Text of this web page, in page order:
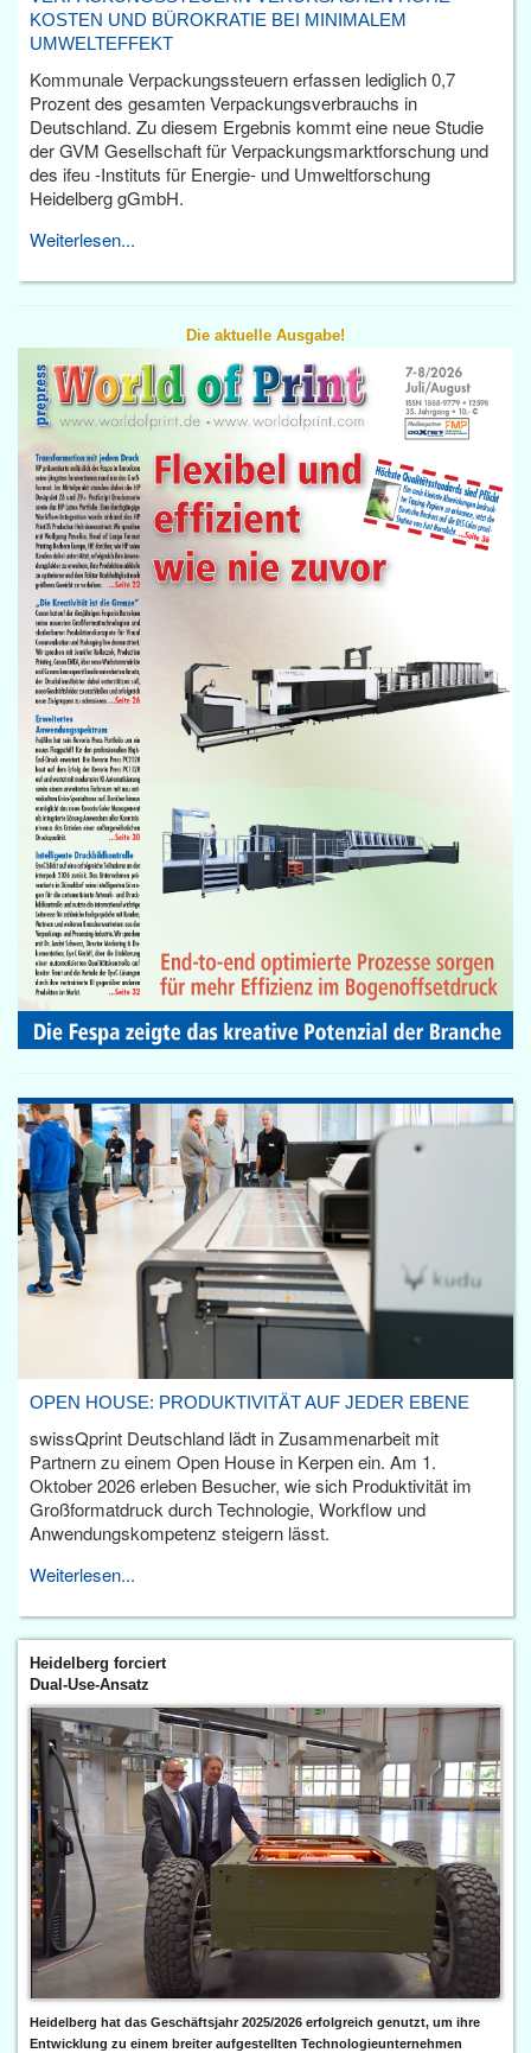
KOSTEN UND BÜROKRATIE BEI MINIMALEM
UMWELTEFFEKT
Kommunale Verpackungssteuern erfassen lediglich 0,7
Prozent des gesamten Verpackungsverbrauchs in
Deutschland. Zu diesem Ergebnis kommt eine neue Studie
der GVM Gesellschaft für Verpackungsmarktforschung und
des ifeu -Instituts für Energie- und Umweltforschung
Heidelberg gGmbH.
Weiterlesen...
Die aktuelle Ausgabe!
OPEN HOUSE: PRODUKTIVITÄT AUF JEDER EBENE
swissQprint Deutschland lädt in Zusammenarbeit mit
Partnern zu einem Open House in Kerpen ein. Am 1.
Oktober 2026 erleben Besucher, wie sich Produktivität im
Großformatdruck durch Technologie, Workflow und
Anwendungskompetenz steigern lässt.
Weiterlesen...
Heidelberg forciert
Dual-Use-Ansatz
Heidelberg hat das Geschäftsjahr 2025/2026 erfolgreich genutzt, um ihre
Entwicklung zu einem breiter aufgestellten Technologieunternehmen